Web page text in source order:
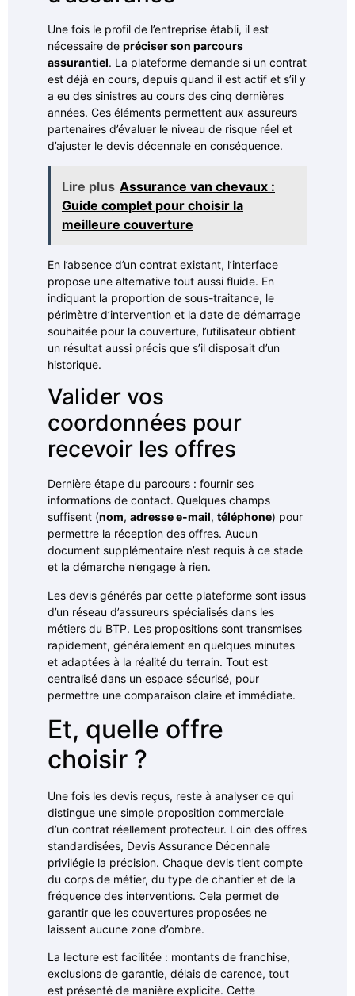
Une fois le profil de l’entreprise établi, il est
nécessaire de préciser son parcours
assurantiel. La plateforme demande si un contrat
est déjà en cours, depuis quand il est actif et s’il y
a eu des sinistres au cours des cinq dernières
années. Ces éléments permettent aux assureurs
partenaires d’évaluer le niveau de risque réel et
d’ajuster le devis décennale en conséquence.
Lire plus Assurance van chevaux :
Guide complet pour choisir la
meilleure couverture
En l’absence d’un contrat existant, l’interface
propose une alternative tout aussi fluide. En
indiquant la proportion de sous-traitance, le
périmètre d’intervention et la date de démarrage
souhaitée pour la couverture, l’utilisateur obtient
un résultat aussi précis que s’il disposait d’un
historique.
Valider vos
coordonnées pour
recevoir les offres
Dernière étape du parcours : fournir ses
informations de contact. Quelques champs
suffisent (nom, adresse e-mail, téléphone) pour
permettre la réception des offres. Aucun
document supplémentaire n’est requis à ce stade
et la démarche n’engage à rien.
Les devis générés par cette plateforme sont issus
d’un réseau d’assureurs spécialisés dans les
métiers du BTP. Les propositions sont transmises
rapidement, généralement en quelques minutes
et adaptées à la réalité du terrain. Tout est
centralisé dans un espace sécurisé, pour
permettre une comparaison claire et immédiate.
Et, quelle offre
choisir ?
Une fois les devis reçus, reste à analyser ce qui
distingue une simple proposition commerciale
d’un contrat réellement protecteur. Loin des offres
standardisées, Devis Assurance Décennale
privilégie la précision. Chaque devis tient compte
du corps de métier, du type de chantier et de la
fréquence des interventions. Cela permet de
garantir que les couvertures proposées ne
laissent aucune zone d’ombre.
La lecture est facilitée : montants de franchise,
exclusions de garantie, délais de carence, tout
est présenté de manière explicite. Cette